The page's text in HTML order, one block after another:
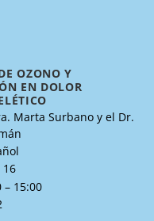
OZONO Y
EN DOLOR
Marta Surbano y el Dr.
16
– 15:00